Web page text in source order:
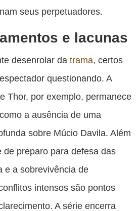
seus perpetuadores.
e lacunas
desenrolar da trama, certos
questionando. A
Thor, por exemplo, permanece
a ausência de uma
sobre Múcio Davila. Além
de preparo para defesa das
e a sobrevivência de
intensos são pontos
A série encerra